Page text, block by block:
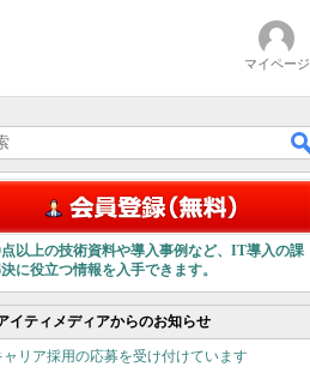
マイページ
点以上の技術資料や導入事例など、IT導入の課
に役立つ情報を入手できます。
イティメディアからのお知らせ
ャリア採用の応募を受け付けています